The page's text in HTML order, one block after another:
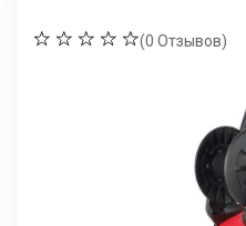
(0 Отзывов)